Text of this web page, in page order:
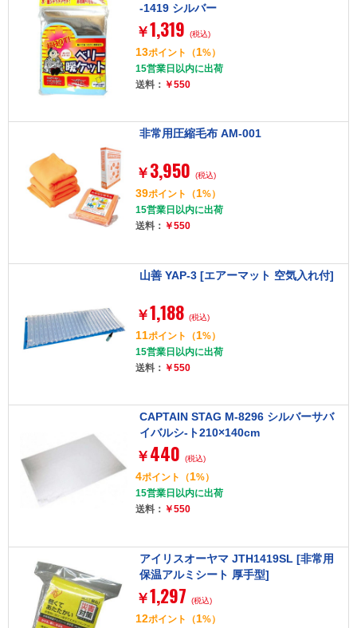
-1419 シルバー
￥1,319 (税込)
13ポイント （1%）
15営業日以内に出荷
送料： ￥550
非常用圧縮毛布 AM-001
￥ 3,950 (税込)
39ポイント （1%）
15営業日以内に出荷
送料： ￥550
山善 YAP-3 [エアーマット 空気入れ付]
￥1,188 (税込)
11ポイント （1%）
15営業日以内に出荷
送料： ￥550
CAPTAIN STAG M-8296 シルバーサバ
イバルシ-ト210×140cm
￥ 440 (税込)
4ポイント （1%）
15営業日以内に出荷
送料： ￥550
アイリスオーヤマ JTH1419SL [非常用
保温アルミシート 厚手型]
￥1,297 (税込)
12ポイント （1%）